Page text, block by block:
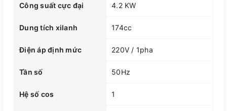
Công suất cực đại 4.2 KW
Dung tích xilanh 174cc
Điện áp định mức 220V / 1pha
Tần số 50Hz
Hệ số cos 1